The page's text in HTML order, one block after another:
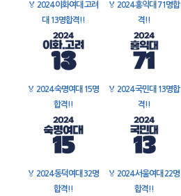
🏅 2024 이화여대 고려
대 13명합격!!
🏅 2024 홍익대 71명합
격!!
🏅 2024 숙명여대 15명
합격!!
🏅 2024 국민대 13명합
격!!
🏅 2024 동덕여대 32명
합격!!
🏅 2024 서울여대 22명
합격!!